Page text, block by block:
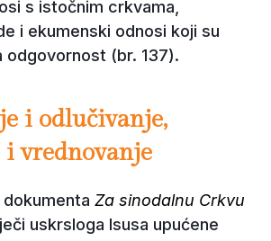
s istočnim crkvama,
i ekumenski odnosi koji su
odgovornost (br. 137).
i odlučivanje,
vrednovanje
Za sinodalnu Crkvu
uskrsloga Isusa upućene